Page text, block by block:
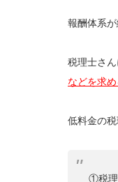
報酬体系
税理士さ
などを求
低料金の
①税理